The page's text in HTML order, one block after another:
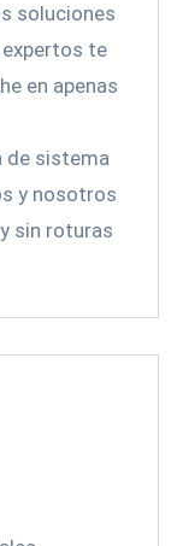
soluciones
te
en apenas
de sistema
y nosotros
sin roturas